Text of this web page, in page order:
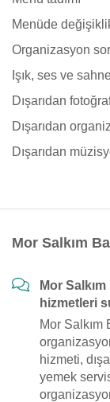
Menüde
Organizasyon
Işık, ses ve
Dışarıdan
Dışarıdan
Dışarıdan
Mor Salkım
Mor
hizmetleri
Mor Salkım
hizmeti,
yemek